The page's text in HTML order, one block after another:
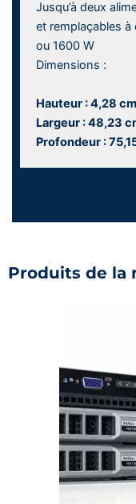
Jusqu’à deux
et remplaçables à
ou 1600 W
Dimensions :
Hauteur : 4,28
Largeur : 48,23
Profondeur :
Produits de la